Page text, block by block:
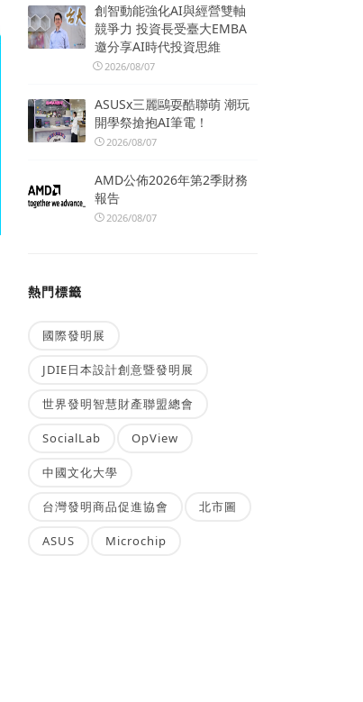
創智動能強化AI與經營雙軸
競爭力 投資長受臺大EMBA
邀分享AI時代投資思維
2026/08/07
ASUSx三麗鷗耍酷聯萌 潮玩
開學祭搶抱AI筆電！
2026/08/07
AMD公佈2026年第2季財務
報告
2026/08/07
熱門標籤
國際發明展
JDIE日本設計創意暨發明展
世界發明智慧財產聯盟總會
SocialLab OpView
中國文化大學
台灣發明商品促進協會 北市圖
ASUS Microchip